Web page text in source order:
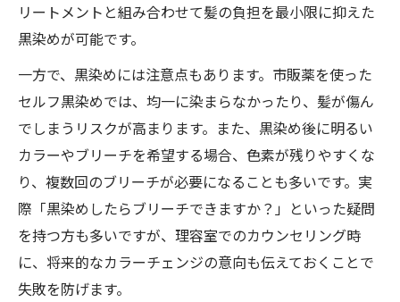
リートメントと組み合わせて髪の負担を最小限に抑えた
黒染めが可能です。
一方で、黒染めには注意点もあります。市販薬を使った
セルフ黒染めでは、均一に染まらなかったり、髪が傷ん
でしまうリスクが高まります。また、黒染め後に明るい
カラーやブリーチを希望する場合、色素が残りやすくな
り、複数回のブリーチが必要になることも多いです。実
際「黒染めしたらブリーチできますか？」といった疑問
を持つ方も多いですが、理容室でのカウンセリング時
に、将来的なカラーチェンジの意向も伝えておくことで
失敗を防げます。